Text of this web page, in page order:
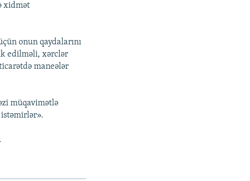
xidmət
onun qaydalarını
edilməli, xərclər
maneələr
müqavimətlə